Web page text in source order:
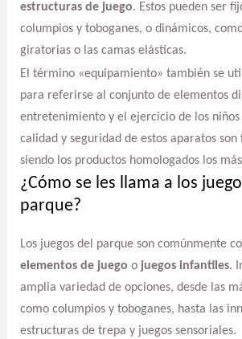
estructuras de juego. Estos pueden ser
columpios y toboganes, o dinámicos,
giratorias o las camas elásticas.
El término «equipamiento» también se
para referirse al conjunto de elementos
entretenimiento y el ejercicio de los niños
calidad y seguridad de estos aparatos son
siendo los productos homologados los
¿Cómo se les llama a los
parque?
Los juegos del parque son comúnmente
elementos de juego o juegos infantiles.
amplia variedad de opciones, desde las
como columpios y toboganes, hasta las
estructuras de trepa y juegos sensoriales.